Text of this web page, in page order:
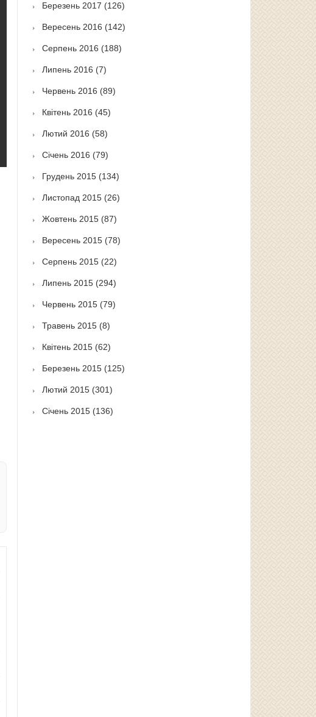
Березень 2017 (126)
Вересень 2016 (142)
Серпень 2016 (188)
Липень 2016 (7)
Червень 2016 (89)
Квітень 2016 (45)
Лютий 2016 (58)
Січень 2016 (79)
Грудень 2015(134)
Листопад 2015(26)
Жовтень 2015(87)
Вересень 2015(78)
Серпень 2015(22)
Липень 2015(294)
Червень 2015(79)
Травень 2015(8)
Квітень 2015(62)
Березень 2015(125)
Лютий 2015(301)
Січень 2015(136)